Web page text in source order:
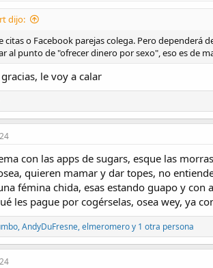
dijo:
citas o Facebook parejas colega. Pero dependerá
al punto de "ofrecer dinero por sexo", eso es de
le voy a calar
con las apps de sugars, esque las
quieren mamar y dar topes, no
fémina chida, esas estando guapo y
les pague por cogérselas, osea wey, ya
,AndyDuFresne,elmeromeroy 1 otra persona